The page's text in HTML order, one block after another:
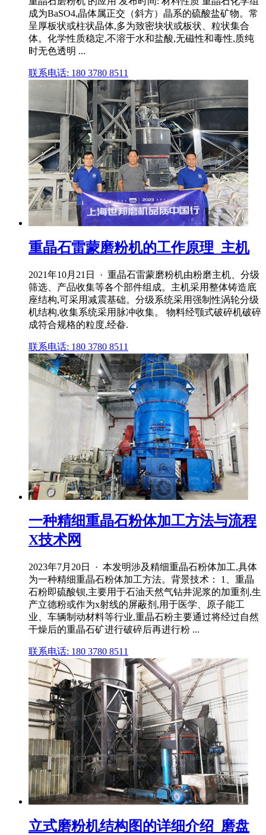
成为BaSO4,晶体属正交（斜方）晶系的硫酸盐矿物。常
呈厚板状或柱状晶体,多为致密块状或板状、粒状集合
体。化学性质稳定,不溶于水和盐酸,无磁性和毒性,质纯
时无色透明 ...
联系电话: 180 3780 8511
重晶石雷蒙磨粉机的工作原理_主机
2021年10月21日 · 重晶石雷蒙磨粉机由粉磨主机、分级
筛选、产品收集等各个部件组成。主机采用整体铸造底
座结构,可采用减震基础。分级系统采用强制性涡轮分级
机结构,收集系统采用脉冲收集。 物料经颚式破碎机破碎
成符合规格的粒度,经畚.
联系电话: 180 3780 8511
一种精细重晶石粉体加工方法与流程
X技术网
2023年7月20日 · 本发明涉及精细重晶石粉体加工,具体
为一种精细重晶石粉体加工方法。背景技术： 1、重晶
石粉即硫酸钡,主要用于石油天然气钻井泥浆的加重剂,生
产立德粉或作为x射线的屏蔽剂,用于医学、原子能工
业、车辆制动材料等行业,重晶石粉主要通过将经过自然
干燥后的重晶石矿进行破碎后再进行粉 ...
联系电话: 180 3780 8511
立式磨粉机结构图的详细介绍_磨盘